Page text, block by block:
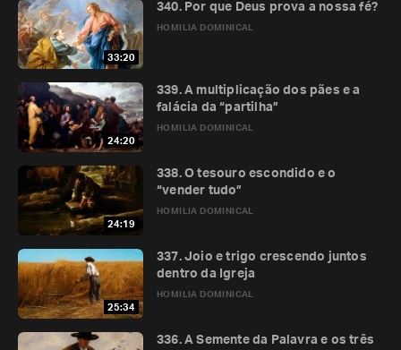
33:20
HOMILIA DOMINICAL
340. Por que Deus prova a nossa fé?
24:20
HOMILIA DOMINICAL
339. A multiplicação dos pães e a
falácia da “partilha”
24:19
HOMILIA DOMINICAL
338. O tesouro escondido e o
“vender tudo”
25:34
HOMILIA DOMINICAL
337. Joio e trigo crescendo juntos
dentro da Igreja
336. A Semente da Palavra e os três